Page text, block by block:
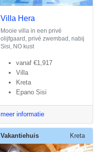
Villa Hera
Mooie villa in een privé
olijfgaard, privé zwembad, nabij
Sisi, NO kust
vanaf €1,917
Villa
Kreta
Epano Sisi
meer informatie
Vakantiehuis Kreta